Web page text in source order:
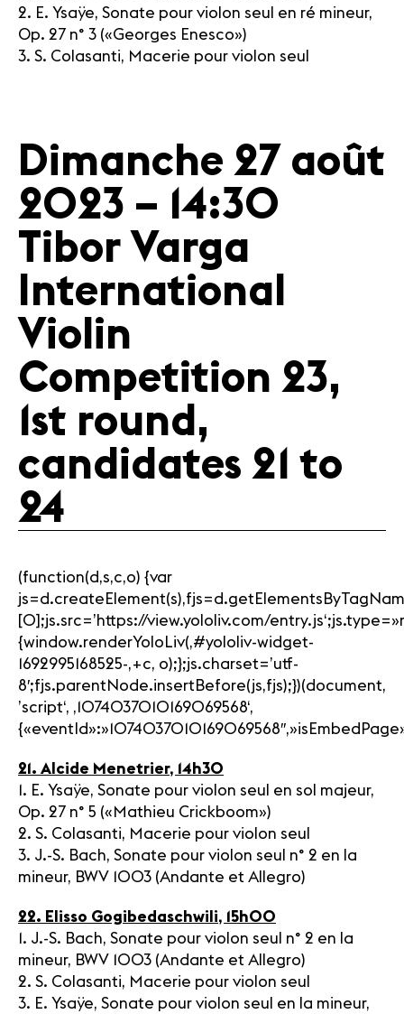
2. E. Ysaÿe, Sonate pour violon seul en ré mineur,
Op. 27 n° 3 («Georges Enesco»)
3. S. Colasanti, Macerie pour violon seul
Dimanche 27 août
2023 – 14:30
Tibor Varga
International
Violin
Competition 23,
1st round,
candidates 21 to
24
(function(d,s,c,o) {var
[0];js.src=’https://view.yololiv.com/
{window.renderYoloLiv(‚#yololiv-widget-
1692995168525-‚+c, o);};js.charset=’utf-
8′;fjs.parentNode.insertBefore(js,fjs);})(document,
’script‘, ‚1074037010169069568‘,
21. Alcide Menetrier, 14h30
1. E. Ysaÿe, Sonate pour violon seul en sol majeur,
Op. 27 n° 5 («Mathieu Crickboom»)
2. S. Colasanti, Macerie pour violon seul
3. J.-S. Bach, Sonate pour violon seul n° 2 en la
mineur, BWV 1003 (Andante et Allegro)
22. Elisso Gogibedaschwili, 15h00
1. J.-S. Bach, Sonate pour violon seul n° 2 en la
mineur, BWV 1003 (Andante et Allegro)
2. S. Colasanti, Macerie pour violon seul
3. E. Ysaÿe, Sonate pour violon seul en la mineur,